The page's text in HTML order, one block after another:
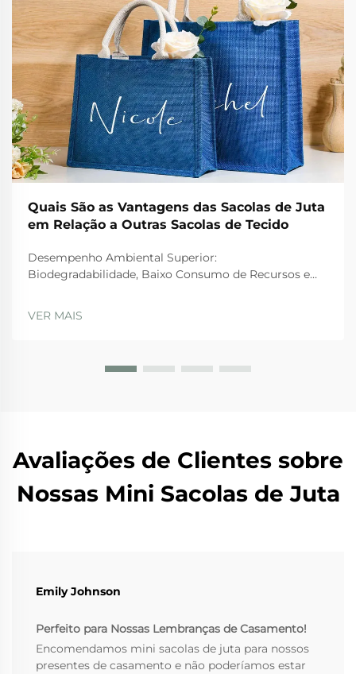
Quais São as Vantagens das Sacolas de Juta
em Relação a Outras Sacolas de Tecido
Desempenho Ambiental Superior:
Biodegradabilidade, Baixo Consumo de Recursos e
Degradação Lenta. Sacolas de juta normalmente se
VER MAIS
Avaliações de Clientes sobre
Nossas Mini Sacolas de Juta
Emily Johnson
Perfeito para Nossas Lembranças de Casamento!
Encomendamos mini sacolas de juta para nossos
presentes de casamento e não poderíamos estar